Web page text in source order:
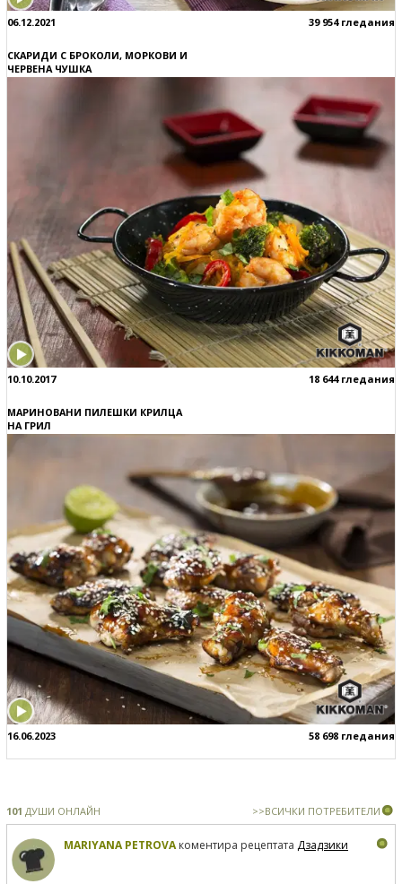
06.12.2021 39 954 гледания
СКАРИДИ С БРОКОЛИ, МОРКОВИ И
ЧЕРВЕНА ЧУШКА
10.10.2017 18 644 гледания
МАРИНОВАНИ ПИЛЕШКИ КРИЛЦА
НА ГРИЛ
16.06.2023 58 698 гледания
101 ДУШИ ОНЛАЙН >>ВСИЧКИ ПОТРЕБИТЕЛИ
MARIYANA PETROVAкоментира рецептата Дзадзики